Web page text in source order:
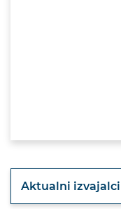
Aktualni izvajalci